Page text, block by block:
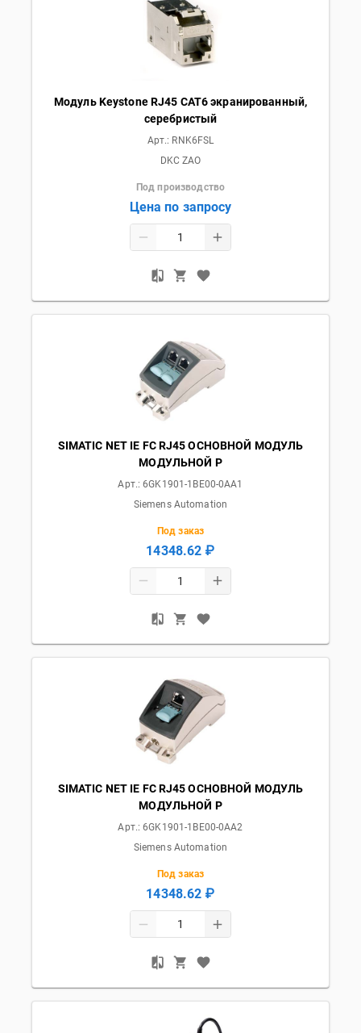
Модуль Keystone RJ45 CAT6 экранированный,
серебристый
Арт.: RNK6FSL
DKC ZAO
Под производство
Цена по запросу
SIMATIC NET IE FC RJ45 ОСНОВНОЙ МОДУЛЬ
МОДУЛЬНОЙ Р
Арт.:6GK1901-1BE00-0AA1
Siemens Automation
Под заказ
14348.62 ₽
SIMATIC NET IE FC RJ45 ОСНОВНОЙ МОДУЛЬ
МОДУЛЬНОЙ Р
Арт.:6GK1901-1BE00-0AA2
Siemens Automation
Под заказ
14348.62 ₽